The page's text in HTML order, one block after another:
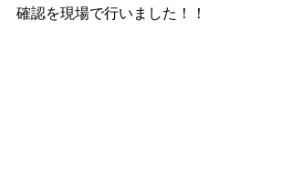
確認を現場で行いました！！